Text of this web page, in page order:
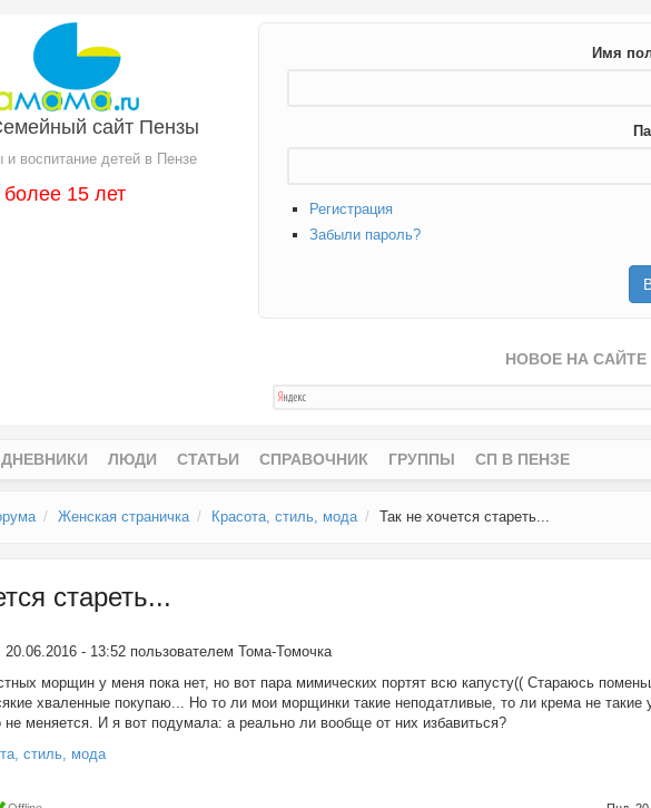
сайт Пензы
воспитание детей в Пензе
15 лет
Имя
Регистрация
Забыли пароль?
НОВОЕ НА САЙТЕ
ДНЕВНИКИ ЛЮДИ СТАТЬИ СПРАВОЧНИК ГРУППЫ СП В ПЕНЗЕ
Женская страничка Красота, стиль, мода Так не хочется стареть...
стареть...
- 13:52 пользователем Тома-Томочка
морщин у меня пока нет, но вот пара мимических портят всю капусту(( Стараюсь
хваленные покупаю... Но то ли мои морщинки такие неподатливые, то ли крема не такие
не меняется. И я вот подумала: а реально ли вообще от них избавиться?
стиль, мода